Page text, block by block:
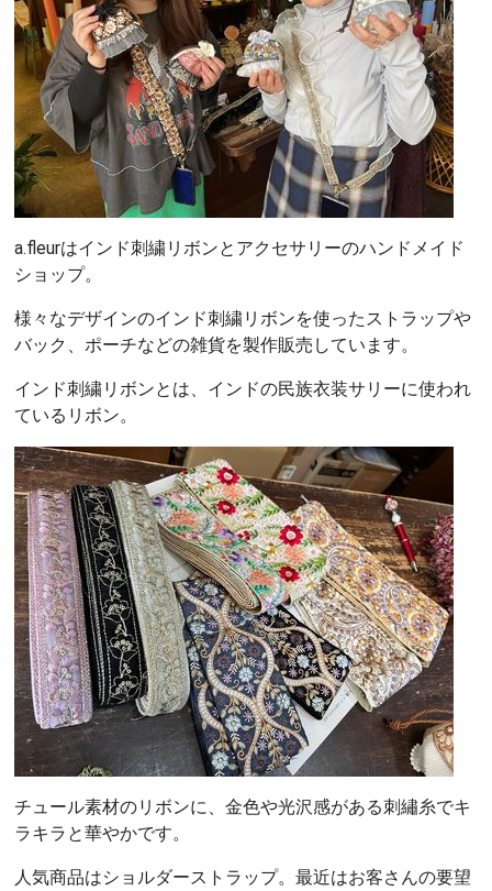
a.fleurはインド刺繍リボンとアクセサリーのハンドメイド
ショップ。
様々なデザインのインド刺繍リボンを使ったストラップや
バック、ポーチなどの雑貨を製作販売しています。
インド刺繍リボンとは、インドの民族衣装サリーに使われ
ているリボン。
チュール素材のリボンに、金色や光沢感がある刺繡糸でキ
ラキラと華やかです。
人気商品はショルダーストラップ。最近はお客さんの要望